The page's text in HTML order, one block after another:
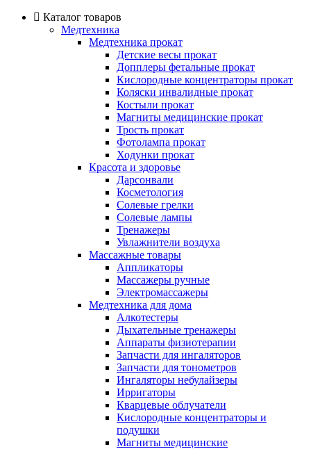
Каталог товаров
Медтехника
Медтехника прокат
Детские весы прокат
Допплеры фетальные прокат
Кислородные концентраторы прокат
Коляски инвалидные прокат
Костыли прокат
Магниты медицинские прокат
Трость прокат
Фотолампа прокат
Ходунки прокат
Красота и здоровье
Дарсонвали
Косметология
Солевые грелки
Солевые лампы
Тренажеры
Увлажнители воздуха
Массажные товары
Аппликаторы
Массажеры ручные
Электромассажеры
Медтехника для дома
Алкотестеры
Дыхательные тренажеры
Аппараты физиотерапии
Запчасти для ингаляторов
Запчасти для тонометров
Ингаляторы небулайзеры
Ирригаторы
Кварцевые облучатели
Кислородные концентраторы и
подушки
Магниты медицинские